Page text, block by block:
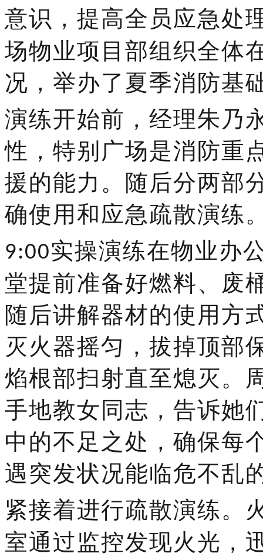
意识，提高全员应急处
场物业项目部组织全体
况，举办了夏季消防基
演练开始前，经理朱乃
性，特别广场是消防重
援的能力。随后分两部
确使用和应急疏散演练
9:00实操演练在物业办
堂提前准备好燃料、废
随后讲解器材的使用方
灭火器摇匀，拔掉顶部
焰根部扫射直至熄灭。
手地教女同志，告诉她
中的不足之处，确保每
遇突发状况能临危不乱
紧接着进行疏散演练。
室通过监控发现火光，